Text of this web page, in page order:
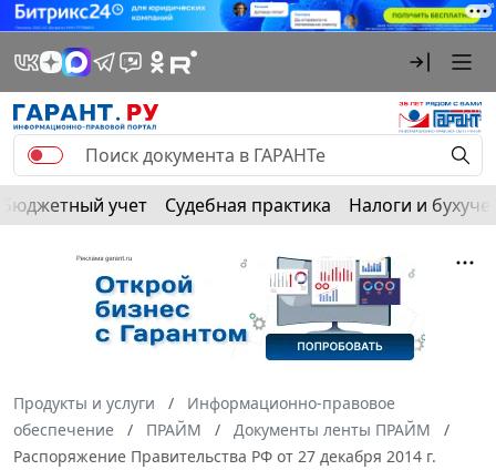
Бюджетный учет Судебная практика Налоги и
Продукты и услуги
Информационно-правовое
обеспечение
ПРАЙМ
Документы ленты ПРАЙМ
Распоряжение Правительства РФ от 27 декабря 2014 г.